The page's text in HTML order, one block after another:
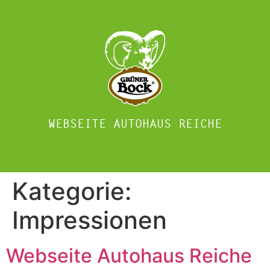
WEBSEITE AUTOHAUS REICHE
Kategorie:
Impressionen
Webseite Autohaus Reiche